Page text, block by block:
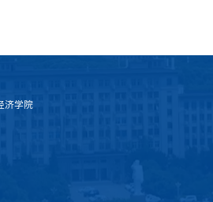
济学院